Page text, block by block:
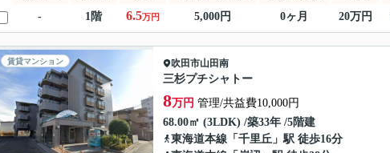
-
1階 6.5万円 5,000円 0ヶ月 20万円
賃貸マンション 吹田市山田南
三杉プチシャトー
8万円 管理/共益費10,000円
68.00㎡ (3LDK) /築33年 /5階建
東海道本線 「 千里丘 」駅 徒歩16分